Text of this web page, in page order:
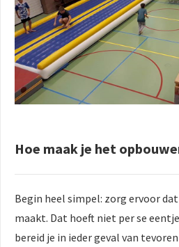
Hoe maak je het
Begin heel simpel: zorg ervoor
maakt. Dat hoeft niet per se
bereid je in ieder geval van